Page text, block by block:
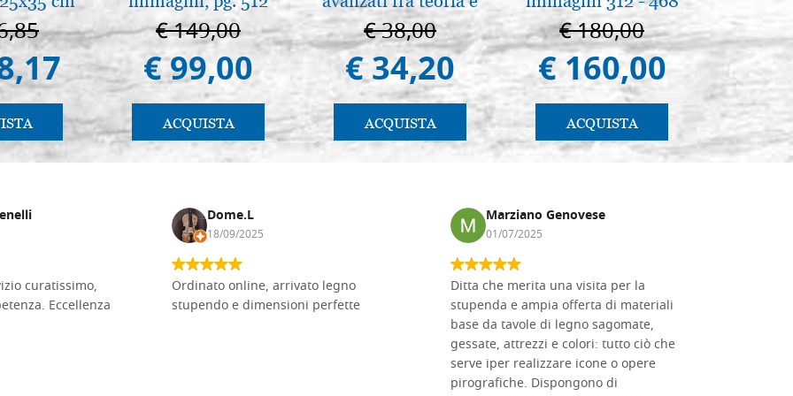
€ 149,00
€ 99,00
ACQUISTA
pratica. pg. 430
€ 38,00
€ 34,20
ACQUISTA
€ 180,00
€ 160,00
ACQUISTA
€
€
curatissimo,
Eccellenza
Dome.L
18/09/2025
Ordinato online, arrivato legno
stupendo e dimensioni perfette
Marziano Genovese
01/07/2025
Ditta che merita una visita per la
stupenda e ampia offerta di materiali
base da tavole di legno sagomate,
gessate, attrezzi e colori: tutto ciò che
serve iper realizzare icone o opere
pirografiche. Dispongono di